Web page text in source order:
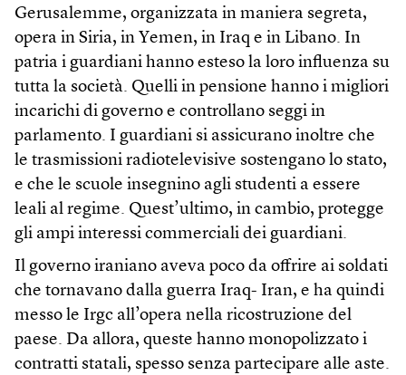
Gerusalemme, organizzata in maniera segreta,
opera in Siria, in Yemen, in Iraq e in Libano. In
patria i guardiani hanno esteso la loro influenza su
tutta la società. Quelli in pensione hanno i migliori
incarichi di governo e controllano seggi in
parlamento. I guardiani si assicurano inoltre che
le trasmissioni radiotelevisive sostengano lo stato,
e che le scuole insegnino agli studenti a essere
leali al regime. Quest’ultimo, in cambio, protegge
gli ampi interessi commerciali dei guardiani.
Il governo iraniano aveva poco da offrire ai soldati
che tornavano dalla guerra Iraq- Iran, e ha quindi
messo le Irgc all’opera nella ricostruzione del
paese. Da allora, queste hanno monopolizzato i
contratti statali, spesso senza partecipare alle aste.